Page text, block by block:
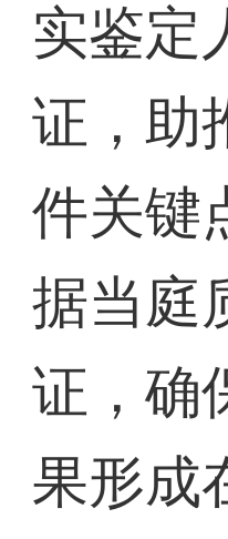
实鉴定
证，助
件关键
据当庭
证，确
果形成